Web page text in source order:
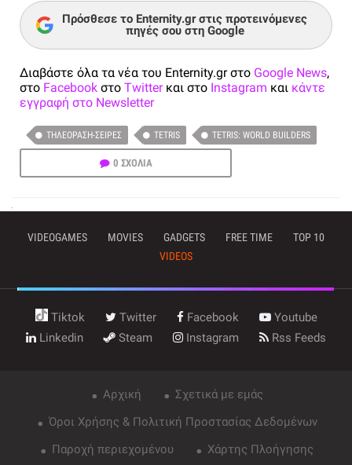
Πρόσθεσε το Enternity.gr στις προτεινόμενες
πηγές σου στη Google
Διαβάστε όλα τα νέα του Enternity.gr στο Google News,
στο Facebook στο Twitterκαι στο Instagram και κάντε
εγγραφή στο Newsletter
ΤΗΛΕΌΡΑΣΗ-ΣΕΙΡΈΣ TETRIS TETRIS: WORLD BUILDERS
0 ΣΧΟΛΙΑ
VIDEOGAMES MOVIES GADGETS FREE TIME
TOP 10
VIDEOS
Tiktok Twitter Facebook
Youtube
Linkedin
Steam Instagram Rss Feeds
Αρχική
Σχετικά με εμάς
Όροι Χρήσης & Πολιτική Προστασίας Δεδομένων
Παροχή περιεχομένου
Χάρτης Πλοήγησης